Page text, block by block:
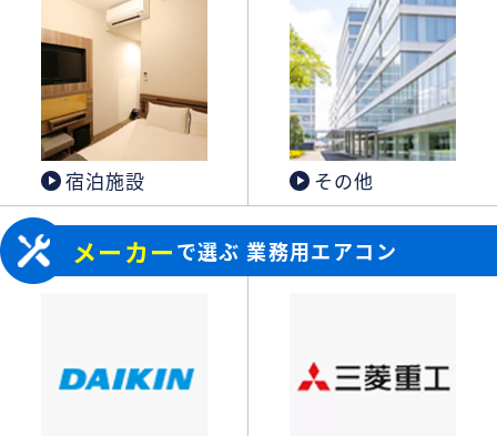
宿泊施設 その他
メーカーで選ぶ 業務用エアコン